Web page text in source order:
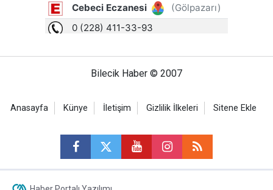
Bilecik Haber © 2007
Anasayfa Künye İletişim Gizlilik İlkeleri Sitene Ekle